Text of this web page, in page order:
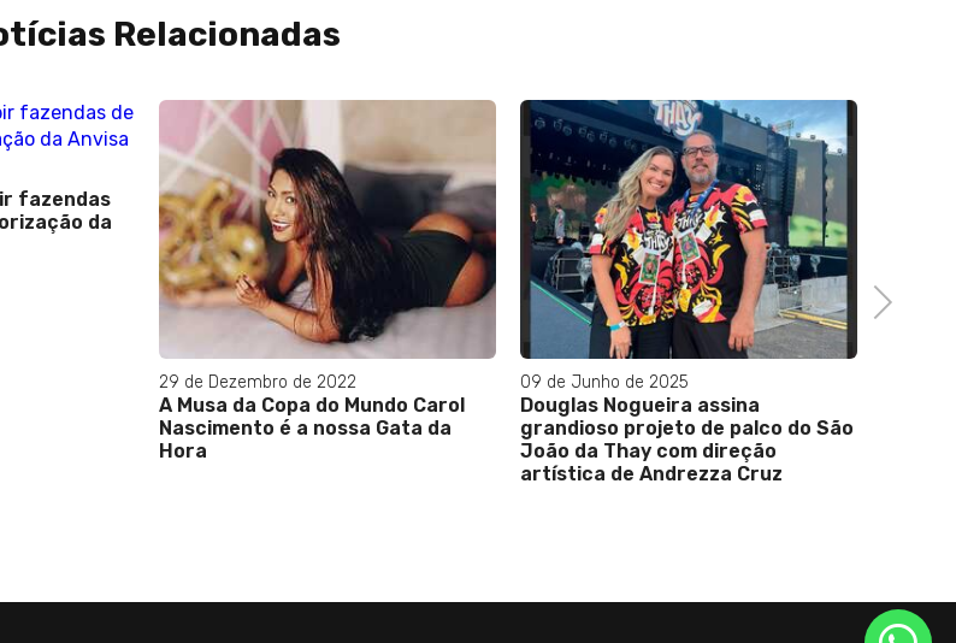
Relacionadas
fazendas
da
29 de Dezembro de 2022
A Musa da Copa do Mundo Carol
Nascimento é a nossa Gata da
Hora
09 de Junho de 2025
Douglas Nogueira assina
grandioso projeto de palco do São
João da Thay com direção
artística de Andrezza Cruz
Next